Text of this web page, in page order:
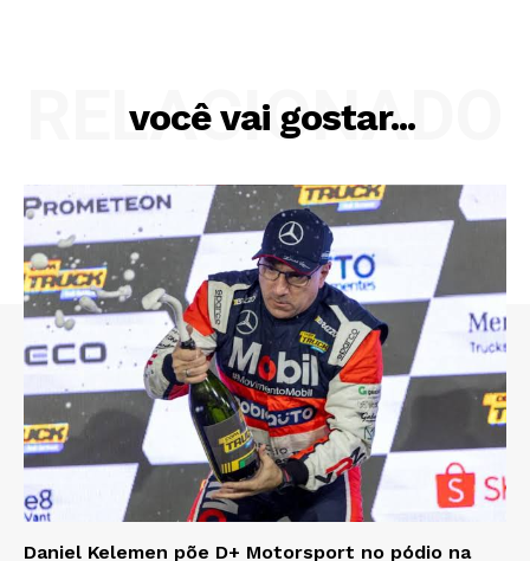
você vai gostar...
RELACIONADO
Daniel Kelemen põe D+ Motorsport no pódio na